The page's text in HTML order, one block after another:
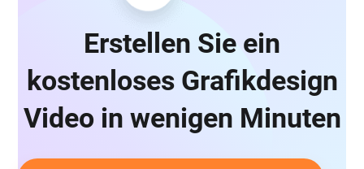
Erstellen Sie ein
kostenloses Grafikdesign
Video in wenigen Minuten